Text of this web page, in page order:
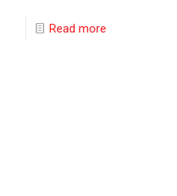
Read more